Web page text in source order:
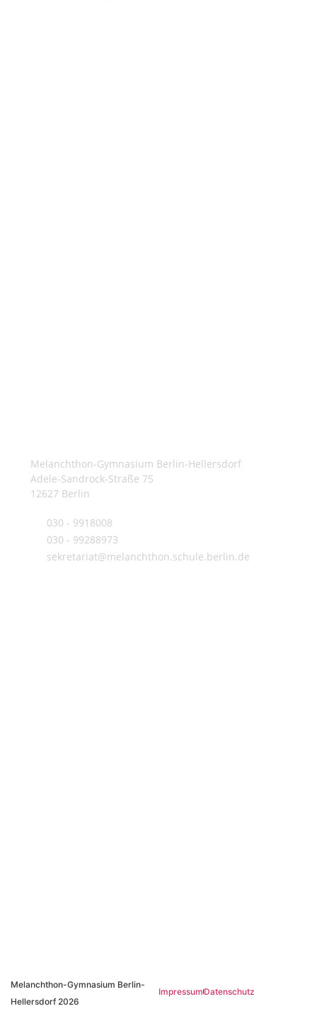
Melanchthon-Gymnasium Berlin-Hellersdorf
Adele-Sandrock-Straße 75
12627 Berlin
030 - 9918008
030 - 99288973
sekretariat@melanchthon.schule.berlin.de
Melanchthon-Gymnasium Berlin-
Hellersdorf 2026
Impressum Datenschutz